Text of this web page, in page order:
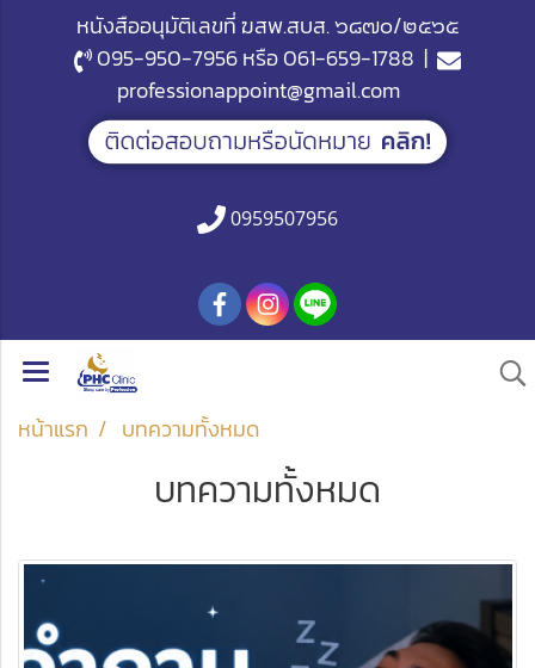
หนังสืออนุมัติเลขที่ ฆสพ.สบส. ๖๘๗๐/๒๕๖๕
095-950-7956หรือ061-659-1788 |
professionappoint@gmail.com
0959507956
หน้าแรก บทความทั้งหมด
บทความทั้งหมด